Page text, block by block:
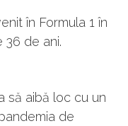
în Formula 1 în
36 de ani.
să aibă loc cu un
de